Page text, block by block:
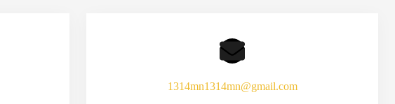
1314mn1314mn@gmail.com